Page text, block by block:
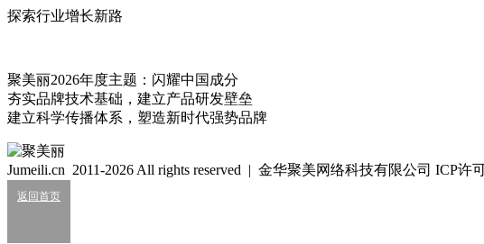
3199
珀莱雅_PROYA
5
魅力，源自深海
品牌简介
探索行业增长新路
聚美丽2026年度主题：闪耀中国成分
夯实品牌技术基础，建立产品研发壁垒
建立科学传播体系，塑造新时代强势品牌
Jumeili.cn 2011-2026 All rights reserved | 金华聚美网络科技有限公司 ICP许
返回首页